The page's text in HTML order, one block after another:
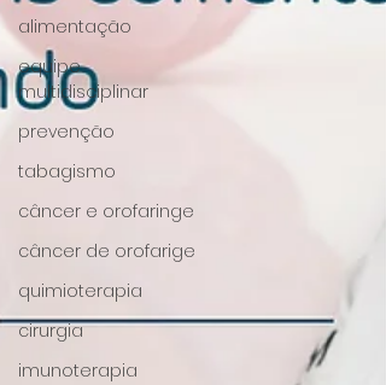
alimentação
equipe
multidisciplinar
prevenção
tabagismo
câncer e orofaringe
câncer de orofarige
quimioterapia
cirurgia
imunoterapia